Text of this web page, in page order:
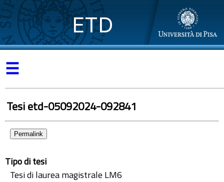
ETD
☰
Tesi etd-05092024-092841
Permalink
Tipo di tesi
Tesi di laurea magistrale LM6